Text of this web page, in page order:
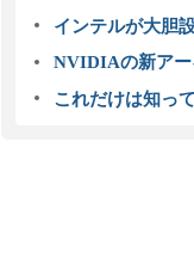
インテルが大胆
NVIDIAの新アー
これだけは知っ